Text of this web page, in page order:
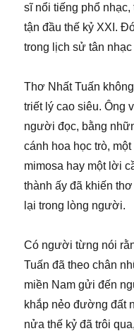
sĩ nổi tiếng phổ
tận đầu thế kỷ XXI.
trong lịch sử tân nhạc
Thơ Nhất Tuấn
triết lý cao siêu. Ông
người đọc, bằng
cánh hoa học trò,
mimosa hay một lời
thành ấy đã khiến
lại trong lòng người.
Có người từng nói
Tuấn đã theo chân
miền Nam gửi đến
khắp nẻo đường đất
nửa thế kỷ đã trôi